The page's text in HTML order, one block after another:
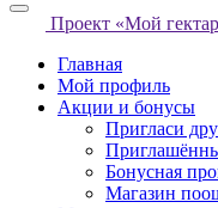
Проект «Мой
Главная
Мой профиль
Акции и бонусы
Пригласи
Бонусная
Магазин